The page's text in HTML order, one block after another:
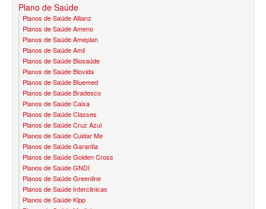
SÃO MIGUEL PLANO DE SAÚDE INDIVIDUAL
STA CASA MAUÁ PLANO DE SAÚDE INDIVIDUAL
TOTAL MEDCARE PLANO DE SAÚDE INDIVIDUAL
TRASMONTANO PLANO DE SAÚDE INDIVIDUAL
ÚNICA PLANO DE SAÚDE INDIVIDUAL
UNIHOSP PLANO DE SAÚDE INDIVIDUAL
UNIMED GUARULHOS PLANO DE SAÚDE INDIVIDUAL
PLANO DE SAÚDE FAMILIAR
BLUE MED PLANO DE SAÚDE FAMILIAR
Plano de Saúde
Planos de Saúde Allianz
Planos de Saúde Ameno
Planos de Saúde Ameplan
Planos de Saúde Amil
Planos de Saúde Biosaúde
Planos de Saúde Biovida
Planos de Saúde Bluemed
Planos de Saúde Bradesco
Planos de Saúde Caixa
Planos de Saúde Classes
Planos de Saúde Cruz Azul
Planos de Saúde Cuidar Me
Planos de Saúde Garantia
Planos de Saúde Golden Cross
Planos de Saúde GNDI
Planos de Saúde Greenline
Planos de Saúde Interclinicas
Planos de Saúde Kipp